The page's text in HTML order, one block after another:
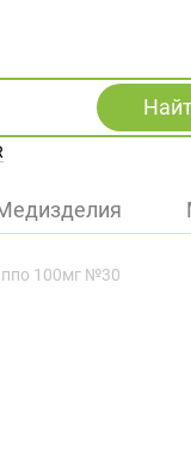
Избранное
Войти
100мг №30